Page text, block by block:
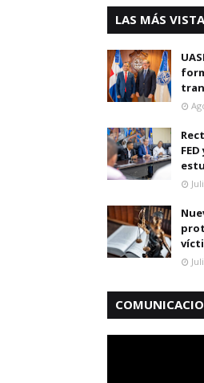
LAS MÁS